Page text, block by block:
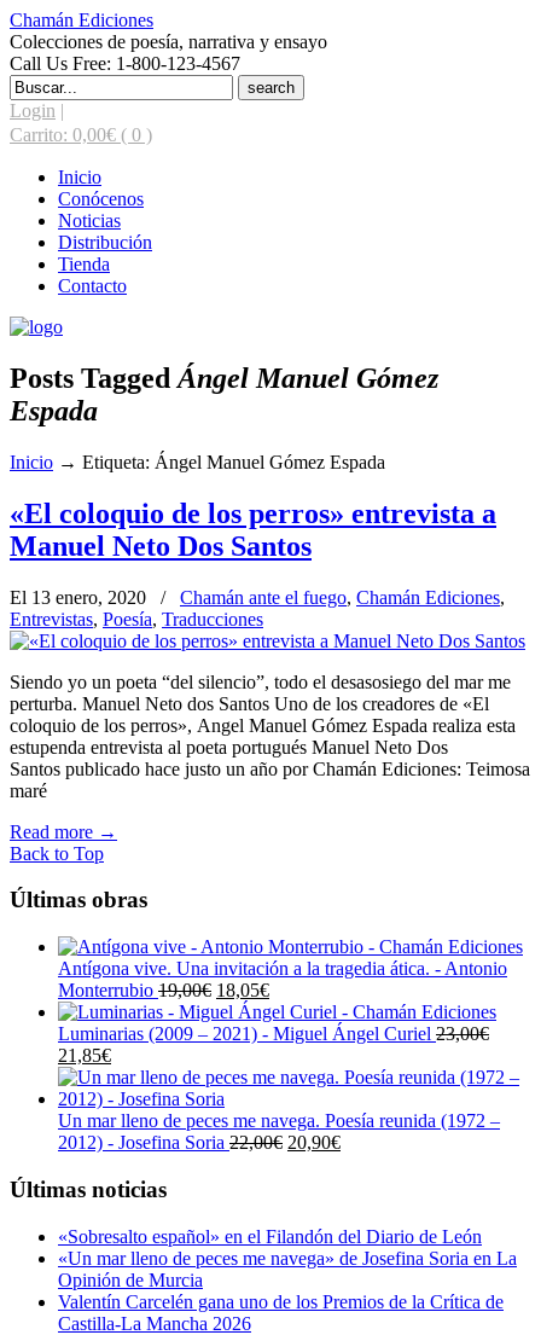
Chamán Ediciones
Colecciones de poesía, narrativa y ensayo
Call Us Free: 1-800-123-4567
Search
for:
Login |
Carrito: 0,00€ ( 0 )
Inicio
Conócenos
Noticias
Distribución
Tienda
Contacto
Posts Tagged Ángel Manuel Gómez
Espada
Inicio → Etiqueta: Ángel Manuel Gómez Espada
«El coloquio de los perros» entrevista a
Manuel Neto Dos Santos
El 13 enero, 2020 / Chamán ante el fuego, Chamán Ediciones,
Entrevistas, Poesía, Traducciones
Siendo yo un poeta “del silencio”, todo el desasosiego del mar me
perturba. Manuel Neto dos Santos Uno de los creadores de «El
coloquio de los perros», Angel Manuel Gómez Espada realiza esta
estupenda entrevista al poeta portugués Manuel Neto Dos
Santos publicado hace justo un año por Chamán Ediciones: Teimosa
maré
Read more →
Back to Top
Últimas obras
Antígona vive. Una invitación a la tragedia ática. - Antonio
Monterrubio 19,00€ El
precio
original
19,00€.
18,05€El
precio
actual
18,05€.
Luminarias (2009 – 2021) - Miguel Ángel Curiel 23,00€
El
precio
original
era:
23,00€.
21,85€El
precio
actual
es:
21,85€.
Un mar lleno de peces me navega. Poesía reunida (1972 –
2012) - Josefina Soria 22,00€ El
22,00€.
20,90€El
20,90€.
Últimas noticias
«Sobresalto español» en el Filandón del Diario de León
«Un mar lleno de peces me navega» de Josefina Soria en La
Opinión de Murcia
Valentín Carcelén gana uno de los Premios de la Crítica de
Castilla-La Mancha 2026